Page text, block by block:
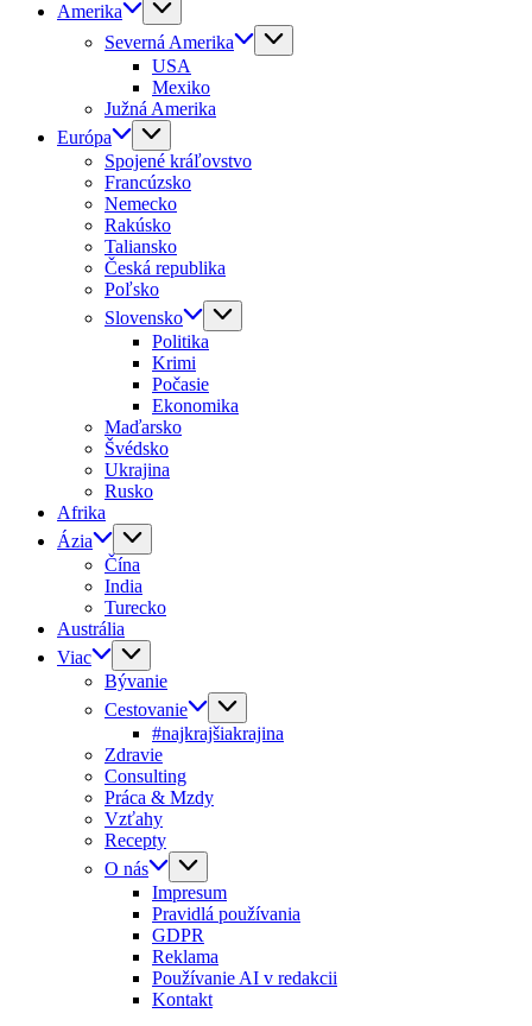
Amerika
Severná Amerika
USA
Mexiko
Južná Amerika
Európa
Spojené kráľovstvo
Francúzsko
Nemecko
Rakúsko
Taliansko
Česká republika
Poľsko
Slovensko
Politika
Krimi
Počasie
Ekonomika
Maďarsko
Švédsko
Ukrajina
Rusko
Afrika
Ázia
Čína
India
Turecko
Austrália
Viac
Bývanie
Cestovanie
#najkrajšiakrajina
Zdravie
Consulting
Práca & Mzdy
Vzťahy
Recepty
O nás
Impresum
Pravidlá používania
GDPR
Reklama
Používanie AI v redakcii
Kontakt